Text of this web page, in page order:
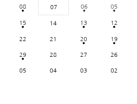
05
06
07
08
12
13
14
15
19
20
21
22
26
27
28
29
02
03
04
05